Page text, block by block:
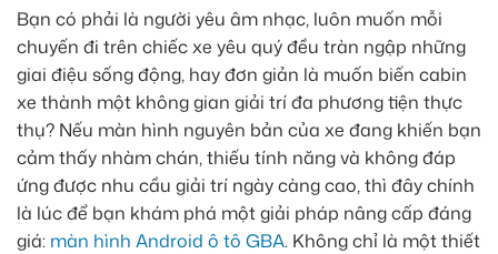
Bạn có phải là người yêu âm nhạc, luôn muốn mỗi
chuyến đi trên chiếc xe yêu quý đều tràn ngập những
giai điệu sống động, hay đơn giản là muốn biến cabin
xe thành một không gian giải trí đa phương tiện thực
thụ? Nếu màn hình nguyên bản của xe đang khiến bạn
cảm thấy nhàm chán, thiếu tính năng và không đáp
ứng được nhu cầu giải trí ngày càng cao, thì đây chính
là lúc để bạn khám phá một giải pháp nâng cấp đáng
giá: màn hình Android ô tô GBA. Không chỉ là một thiết